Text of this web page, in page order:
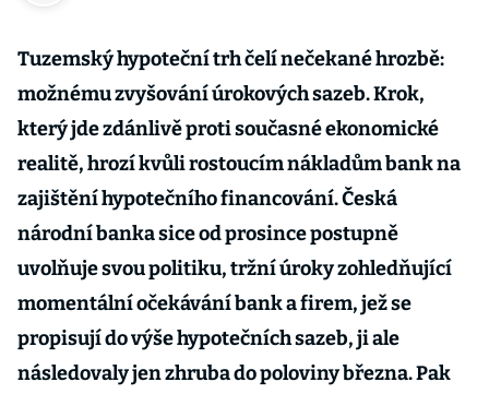
Tuzemský hypoteční trh čelí nečekané hrozbě:
možnému zvyšování úrokových sazeb. Krok,
který jde zdánlivě proti současné ekonomické
realitě, hrozí kvůli rostoucím nákladům bank na
zajištění hypotečního financování. Česká
národní banka sice od prosince postupně
uvolňuje svou politiku, tržní úroky zohledňující
momentální očekávání bank a firem, jež se
propisují do výše hypotečních sazeb, ji ale
následovaly jen zhruba do poloviny března. Pak